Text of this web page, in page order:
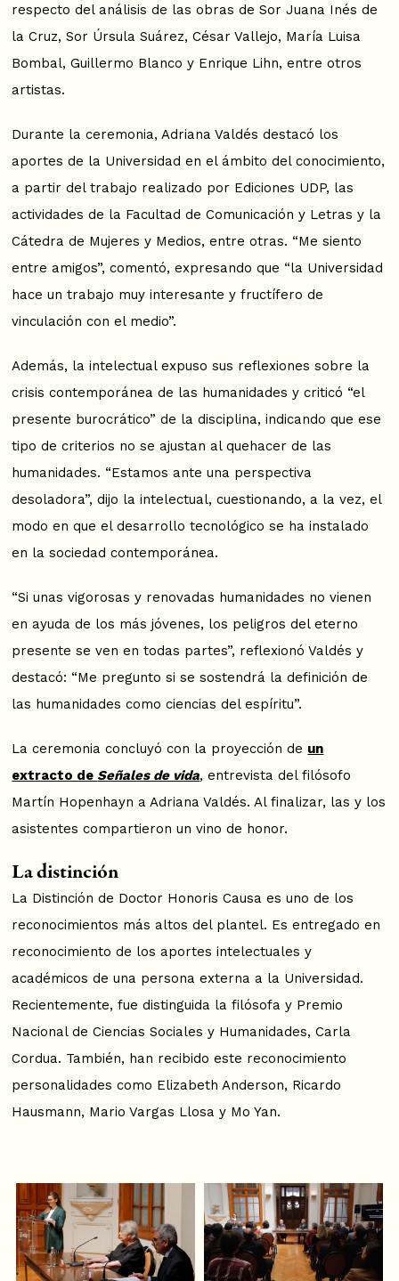
respecto del análisis de las obras de Sor Juana Inés de
la Cruz, Sor Úrsula Suárez, César Vallejo, María Luisa
Bombal, Guillermo Blanco y Enrique Lihn, entre otros
artistas.
Durante la ceremonia, Adriana Valdés destacó los
aportes de la Universidad en el ámbito del conocimiento,
a partir del trabajo realizado por Ediciones UDP, las
actividades de la Facultad de Comunicación y Letras y la
Cátedra de Mujeres y Medios, entre otras. “Me siento
entre amigos”, comentó, expresando que “la Universidad
hace un trabajo muy interesante y fructífero de
vinculación con el medio”.
Además, la intelectual expuso sus reflexiones sobre la
crisis contemporánea de las humanidades y criticó “el
presente burocrático” de la disciplina, indicando que ese
tipo de criterios no se ajustan al quehacer de las
humanidades. “Estamos ante una perspectiva
desoladora”, dijo la intelectual, cuestionando, a la vez, el
modo en que el desarrollo tecnológico se ha instalado
en la sociedad contemporánea.
“Si unas vigorosas y renovadas humanidades no vienen
en ayuda de los más jóvenes, los peligros del eterno
presente se ven en todas partes”, reflexionó Valdés y
destacó: “Me pregunto si se sostendrá la definición de
las humanidades como ciencias del espíritu”.
La ceremonia concluyó con la proyección de un
extracto deSeñales de vida, entrevista del filósofo
Martín Hopenhayn a Adriana Valdés. Al finalizar, las y los
asistentes compartieron un vino de honor.
La distinción
La Distinción de Doctor Honoris Causa es uno de los
reconocimientos más altos del plantel. Es entregado en
reconocimiento de los aportes intelectuales y
académicos de una persona externa a la Universidad.
Recientemente, fue distinguida la filósofa y Premio
Nacional de Ciencias Sociales y Humanidades, Carla
Cordua. También, han recibido este reconocimiento
personalidades como Elizabeth Anderson, Ricardo
Hausmann, Mario Vargas Llosa y Mo Yan.